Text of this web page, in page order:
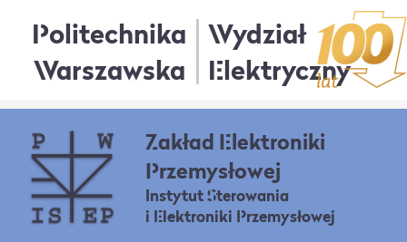
Politechnika
Warszawska
Wydział
Elektryczny
Zakład Elektroniki
Przemysłowej
Instytut Sterowania
i Elektroniki Przemysłowej